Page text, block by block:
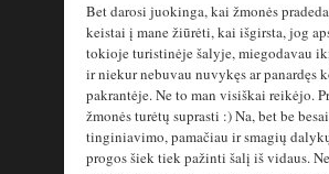
Bet darosi juokinga, kai žmonės
keistai į mane žiūrėti, kai išgirsta, jog
tokioje turistinėje šalyje, miegodavau
ir niekur nebuvau nuvykęs ar panardęs
pakrantėje. Ne to man visiškai reikėjo.
žmonės turėtų suprasti :) Na, bet be
tinginiavimo, pamačiau ir smagių
progos šiek tiek pažinti šalį iš vidaus.